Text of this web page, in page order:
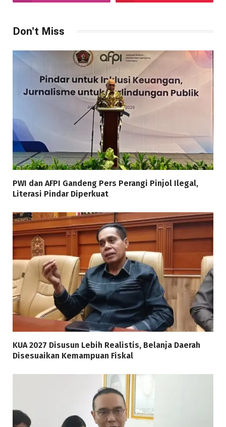
Don't Miss
PWI dan AFPI Gandeng Pers Perangi Pinjol Ilegal,
Literasi Pindar Diperkuat
KUA 2027 Disusun Lebih Realistis, Belanja Daerah
Disesuaikan Kemampuan Fiskal